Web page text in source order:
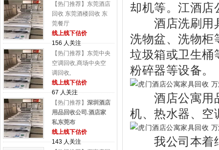
【热门推荐】东莞酒店
回收 东莞酒楼回收 东
莞餐厅
线上线下估价
156 人关注
【热门推荐】东莞中央
空调回收,商场中央空
调回收,
线上线下估价
67 人关注
【热门推荐】 深圳酒店
用品回收公司.酒店家
私东莞布
线上线下估价
143 人关注
却机等。
酒店洗刷用具
洗物盆、洗物柜
垃圾箱或卫生桶
粉碎器等设备。
酒店公寓用品
机、热水器、空
我公司本着继